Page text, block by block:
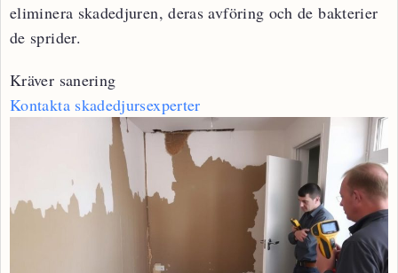
eliminera skadedjuren, deras avföring och de bakterier
de sprider.
Kräver sanering
Kontakta skadedjursexperter